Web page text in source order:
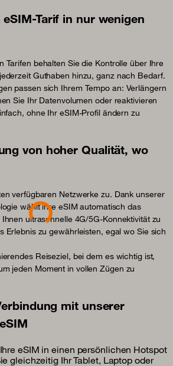
Tarif in nur wenigen
Tarifen behalten Sie die Kontrolle über Ihre
Guthaben hinzu, ganz nach Bedarf.
passen sich Ihrem Tempo an: Verlängern
Sie Ihr Datenvolumen oder reaktivieren
ohne Ihr eSIM-Profil ändern zu
von hoher Qualität, wo
verfügbaren Netzwerke zu. Dank unserer
wählt ihre eSIM automatisch das
ultraschnelle 4G/5G-Konnektivität zu
Erlebnis zu gewährleisten, egal wo Sie sich
Reiseziel, bei dem es wichtig ist,
jeden Moment in vollen Zügen zu
mit unserer
eSIM in einen persönlichen Hotspot
gleichzeitig Ihr Tablet, Laptop oder
Loading...